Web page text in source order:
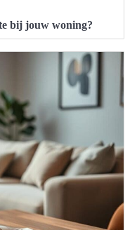
bij jouw woning?